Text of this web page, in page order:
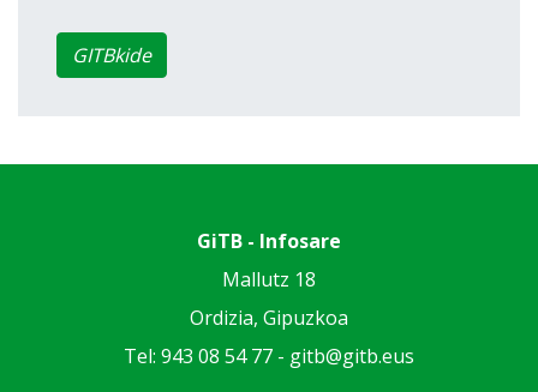
GITBkide
GiTB - Infosare
Mallutz 18
Ordizia, Gipuzkoa
Tel: 943 08 54 77 - gitb@gitb.eus